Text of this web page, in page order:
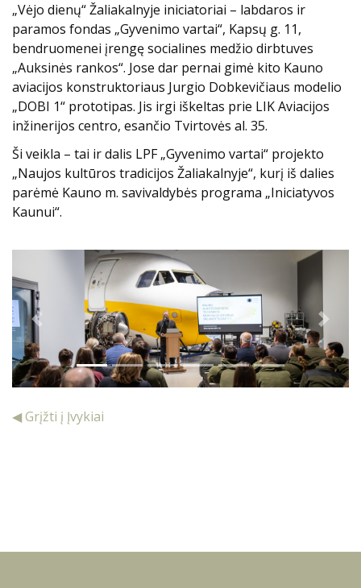
„Vėjo dienų“ Žaliakalnyje iniciatoriai – labdaros ir
paramos fondas „Gyvenimo vartai“, Kapsų g. 11,
bendruomenei įrengę socialines medžio dirbtuves
„Auksinės rankos“. Jose dar pernai gimė kito Kauno
aviacijos konstruktoriaus Jurgio Dobkevičiaus modelio
„DOBI 1“ prototipas. Jis irgi iškeltas prie LIK Aviacijos
inžinerijos centro, esančio Tvirtovės al. 35.
Ši veikla – tai ir dalis LPF „Gyvenimo vartai“ projekto
„Naujos kultūros tradicijos Žaliakalnyje“, kurį iš dalies
parėmė Kauno m. savivaldybės programa „Iniciatyvos
Kaunui“.
Previous Next
◀ Grįžti į Įvykiai